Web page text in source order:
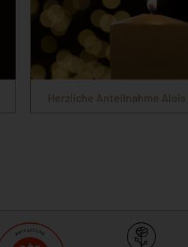
Herzliche Anteilnahme Alois